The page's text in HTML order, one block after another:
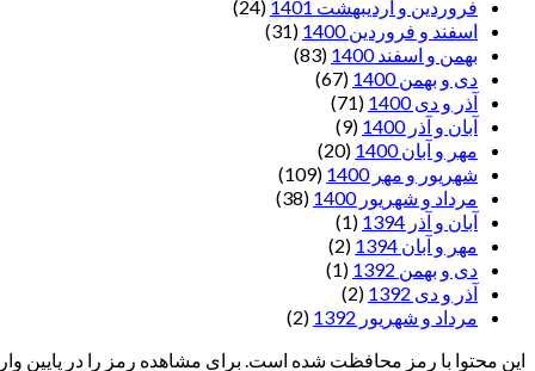
فروردین و اردیبهشت 1401
(24)
اسفند و فروردین 1400
(31)
بهمن و اسفند 1400
(83)
دی و بهمن 1400
(67)
آذر و دی 1400
(71)
آبان و آذر 1400
(9)
مهر و آبان 1400
(20)
شهریور و مهر 1400
(109)
مرداد و شهریور 1400
(38)
آبان و آذر 1394
(1)
مهر و آبان 1394
(2)
دی و بهمن 1392
(1)
آذر و دی 1392
(2)
مرداد و شهریور 1392
(2)
این محتوا با رمز محافظت شده است. برای مشاهده رمز را در پایین